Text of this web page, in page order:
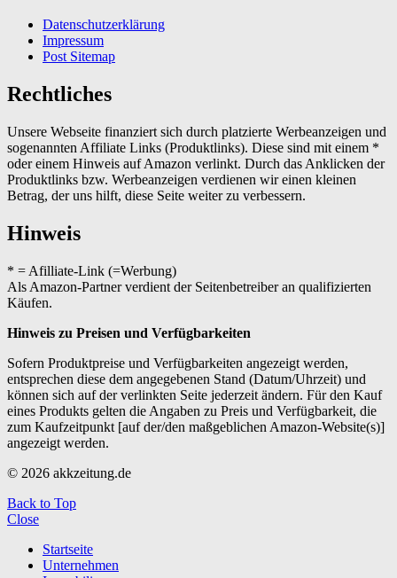
Datenschutzerklärung
Impressum
Post Sitemap
Rechtliches
Unsere Webseite finanziert sich durch platzierte Werbeanzeigen und
sogenannten Affiliate Links (Produktlinks). Diese sind mit einem *
oder einem Hinweis auf Amazon verlinkt. Durch das Anklicken der
Produktlinks bzw. Werbeanzeigen verdienen wir einen kleinen
Betrag, der uns hilft, diese Seite weiter zu verbessern.
Hinweis
* = Afilliate-Link (=Werbung)
Als Amazon-Partner verdient der Seitenbetreiber an qualifizierten
Käufen.
Hinweis zu Preisen und Verfügbarkeiten
Sofern Produktpreise und Verfügbarkeiten angezeigt werden,
entsprechen diese dem angegebenen Stand (Datum/Uhrzeit) und
können sich auf der verlinkten Seite jederzeit ändern. Für den Kauf
eines Produkts gelten die Angaben zu Preis und Verfügbarkeit, die
zum Kaufzeitpunkt [auf der/den maßgeblichen Amazon-Website(s)]
angezeigt werden.
© 2026 akkzeitung.de
Back to Top
Close
Startseite
Unternehmen